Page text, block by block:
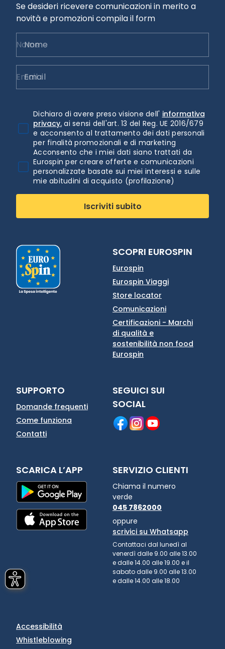
Se desideri ricevere comunicazioni in merito a
novità e promozioni compila il form
Nome
Email
Dichiaro di avere preso visione dell' informativa
privacy. ai sensi dell'art. 13 del Reg. UE 2016/679
e acconsento al trattamento dei dati personali
per finalità promozionali e di marketing
Acconsento che i miei dati siano trattati da
Eurospin per creare offerte e comunicazioni
personalizzate basate sui miei interessi e sulle
mie abitudini di acquisto (profilazione)
Iscriviti subito
SCOPRI EUROSPIN
Eurospin
Eurospin Viaggi
Store locator
Comunicazioni
Certificazioni - Marchi
di qualità e
sostenibilità non food
Eurospin
SUPPORTO
Domande frequenti
Come funziona
Contatti
SEGUICI SUI
SOCIAL
SCARICA L’APP SERVIZIO CLIENTI
Chiama il numero
verde
045 7862000
oppure
scrivici su Whatsapp
Contattaci dal lunedì al
venerdì dalle 9.00 alle 13.00
e dalle 14.00 alle 19.00 e il
sabato dalle 9.00 alle 13.00
e dalle 14.00 alle 18.00
Accessibilità
Whistleblowing